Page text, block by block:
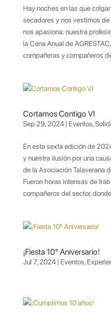
Hay noches en las que
secadores y nos vestimos
nos apasiona: nuestra
la Cena Anual de
compañeras y compañeros
Cortamos Contigo VI
Sep 29, 2024| Eventos,
En esta sexta edición de
y nuestra ilusión por una
de la Asociación Talaverana
Fueron horas intensas de
compañeros del sector,
¡Fiesta 10º Aniversario!
Jul 7, 2024| Eventos,